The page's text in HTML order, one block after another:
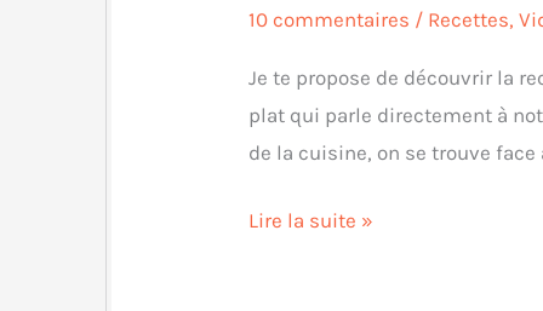
10 commentaires / Recettes,
Je te propose de découvrir la
plat qui parle directement à
de la cuisine, on se trouve
Lire la suite »